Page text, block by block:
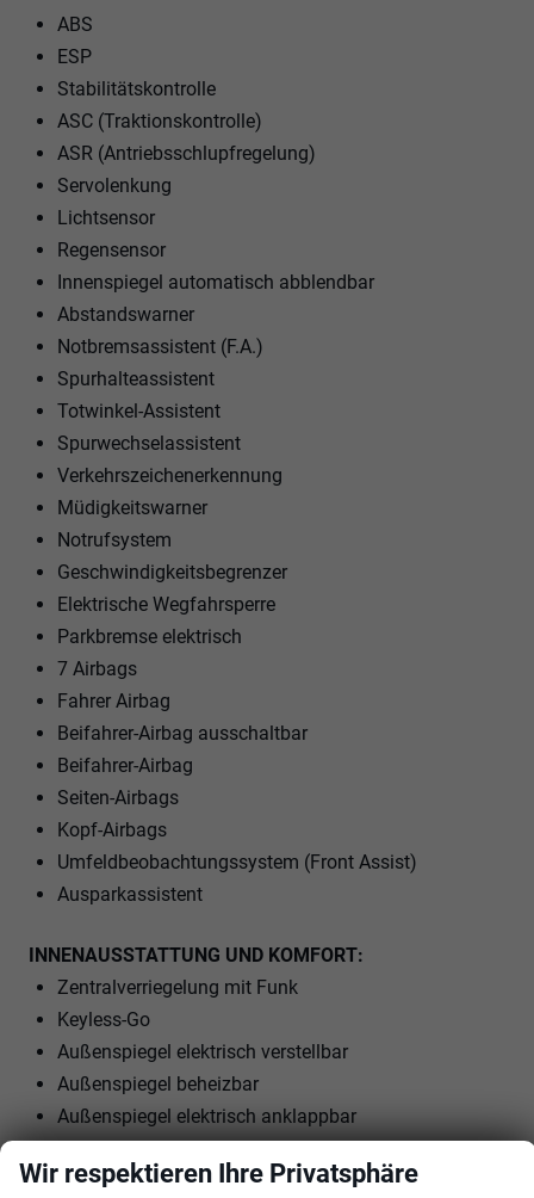
ABS
ESP
Stabilitätskontrolle
ASC (Traktionskontrolle)
ASR (Antriebsschlupfregelung)
Servolenkung
Lichtsensor
Regensensor
Innenspiegel automatisch abblendbar
Abstandswarner
Notbremsassistent (F.A.)
Spurhalteassistent
Totwinkel-Assistent
Spurwechselassistent
Verkehrszeichenerkennung
Müdigkeitswarner
Notrufsystem
Geschwindigkeitsbegrenzer
Elektrische Wegfahrsperre
Parkbremse elektrisch
7 Airbags
Fahrer Airbag
Beifahrer-Airbag ausschaltbar
Beifahrer-Airbag
Seiten-Airbags
Kopf-Airbags
Umfeldbeobachtungssystem (Front Assist)
Ausparkassistent
INNENAUSSTATTUNG UND KOMFORT:
Zentralverriegelung mit Funk
Keyless-Go
Außenspiegel elektrisch verstellbar
Außenspiegel beheizbar
Außenspiegel elektrisch anklappbar
Elektrische Fensterheber vorne und hinten
Ambiente-Beleuchtung
Wir respektieren Ihre Privatsphäre